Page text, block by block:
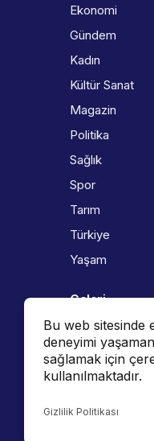
Bu web sitesinde
deneyimi
sağlamak için
kullanılmaktadır.
Gizlilik Politikası
Ekonomi
Gündem
Kadın
Kültür Sanat
Magazin
Politika
Sağlık
Spor
Tarım
Türkiye
Yaşam
Galeri
Foto Galeri
Video Galeri